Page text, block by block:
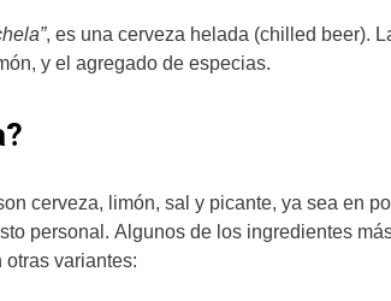
, es una cerveza helada (chilled beer).
y el agregado de especias.
cerveza, limón, sal y picante, ya sea en
personal. Algunos de los ingredientes
variantes: